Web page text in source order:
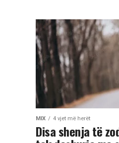
MIX 4 vjet më herët
Disa shenja të